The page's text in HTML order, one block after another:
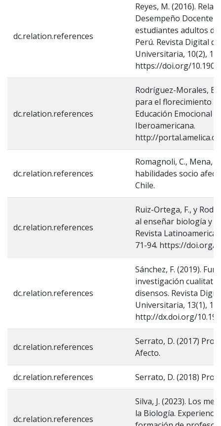
dc.relation.references
Reyes, M. (2016).
Desempeño Docente
estudiantes adultos
Perú. Revista Digital
Universitaria, 10(2),
https://doi.org/
dc.relation.references
Rodríguez-Morales, E.
para el florecimiento
Educación Emocional
Iberoamericana.
http://
dc.relation.references
Romagnoli, C., Mena,
habilidades socio
Chile.
dc.relation.references
Ruiz-Ortega, F., y
al enseñar biología y
Revista
71-94. https://doi.org/
dc.relation.references
Sánchez, F. (2019).
investigación
disensos. Revista
Universitaria, 13(1), 1-
http://dx.doi.org/
dc.relation.references
Serrato, D. (2017)
Afecto.
dc.relation.references Serrato, D. (2018)
dc.relation.references
Silva, J. (2023). Los
la Biología.